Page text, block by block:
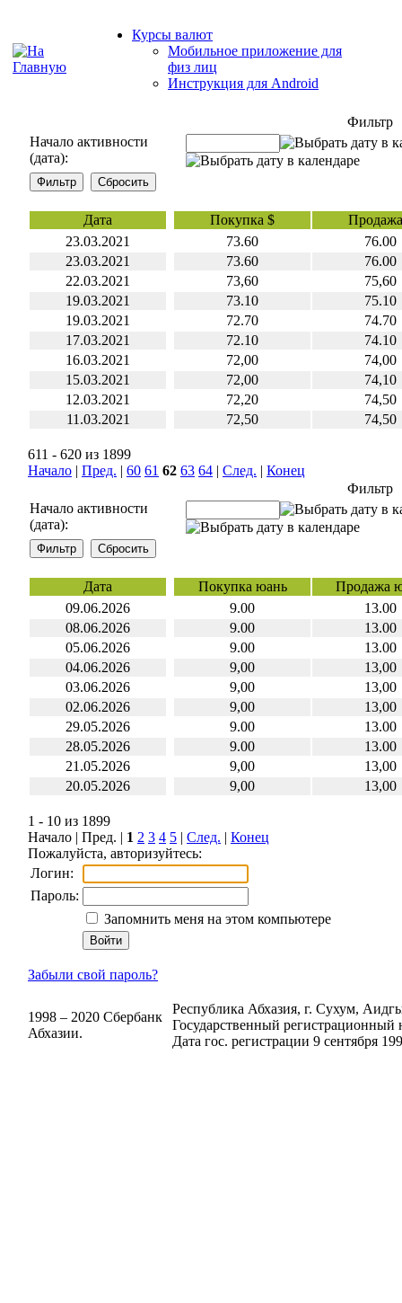
Курсы валют
Мобильное приложение для
физ лиц
Инструкция для Android
Фильтр
Начало активности
(дата):
Дата Покупка $
23.03.2021
73.60
76.00
23.03.2021
73.60
76.00
22.03.2021
73,60
75,60
19.03.2021
73.10
75.10
19.03.2021
72.70
74.70
17.03.2021
72.10
74.10
16.03.2021
72,00
74,00
15.03.2021
72,00
74,10
12.03.2021
72,20
74,50
11.03.2021
72,50 74,50
611 - 620 из 1899
Начало | Пред. | 60 61 62 63 64 | След. | Конец
Фильтр
Начало активности
(дата):
Дата Покупка юань
Продажа
09.06.2026
9.00
13.00
08.06.2026
9.00
13.00
05.06.2026
9.00
13.00
04.06.2026
9,00
13,00
03.06.2026
9,00
13,00
02.06.2026
9,00
13,00
29.05.2026
9.00
13.00
28.05.2026
9.00
13.00
21.05.2026
9,00
13,00
20.05.2026
9,00 13,00
1 - 10 из 1899
Начало | Пред. | 1 2 3 4 5 | След. | Конец
Пожалуйста, авторизуйтесь:
Логин:
Пароль:
Запомнить меня на этом компьютере
Забыли свой пароль?
1998 – 2020 Сбербанк
Абхазии.
Республика Абхазия, г. Сухум,
Государственный регистрационный
Дата гос. регистрации 9 сентября